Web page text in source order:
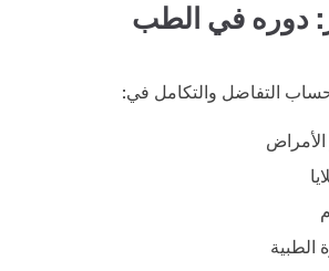
دوره في الطب
التفاضل والتكامل في:
الطبية